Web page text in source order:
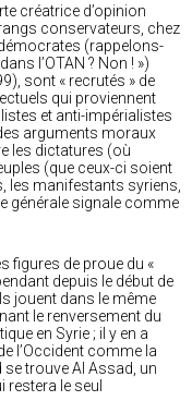
créatrice d’opinion
conservateurs, chez
(rappelons-
l’OTAN ? Non ! »)
sont « recrutés » de
qui proviennent
et anti-impérialistes
arguments moraux
les dictatures (où
(que ceux-ci soient
les manifestants syriens,
générale signale comme
figures de proue du «
depuis le début de
jouent dans le même
le renversement du
en Syrie ; il y en a
l’Occident comme la
trouve Al Assad, un
restera le seul